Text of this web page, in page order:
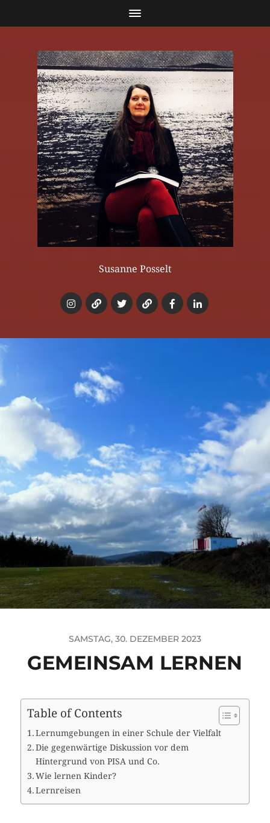
Susanne Posselt
SAMSTAG, 30. DEZEMBER 2023
GEMEINSAM LERNEN
Table of Contents
Lernumgebungen in einer Schule der Vielfalt
Die gegenwärtige Diskussion vor dem
Hintergrund von PISA und Co.
Wie lernen Kinder?
Lernreisen